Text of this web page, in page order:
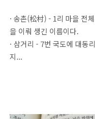
· 송촌(松村) - 1리 마을 전
을 이뤄 생긴 이름이다.
· 삼거리 - 7번 국도에 대동
지...